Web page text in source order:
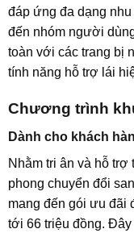
đáp ứng đa dạng
đến nhóm người
toàn với các trang bị
tính năng hỗ trợ lái
Chương trình
Dành cho khách
Nhằm tri ân và hỗ
phong chuyển đổi
mang đến gói ưu đãi
tới 66 triệu đồng.